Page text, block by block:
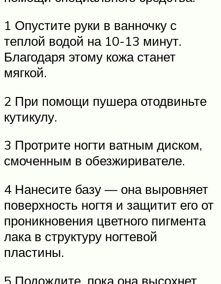
1 Опустите руки в ванночку с
теплой водой на 10-13 минут.
Благодаря этому кожа станет
мягкой.
2 При помощи пушера отодвиньте
кутикулу.
3 Протрите ногти ватным диском,
смоченным в обезжиривателе.
4 Нанесите базу — она выровняет
поверхность ногтя и защитит его от
проникновения цветного пигмента
лака в структуру ногтевой
пластины.
5 Подождите, пока она высохнет.